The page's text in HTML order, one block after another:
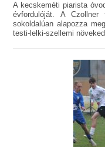
A kecskeméti piarista
évfordulóját. A Czollner
sokoldalúan alapozza
testi-lelki-szellemi